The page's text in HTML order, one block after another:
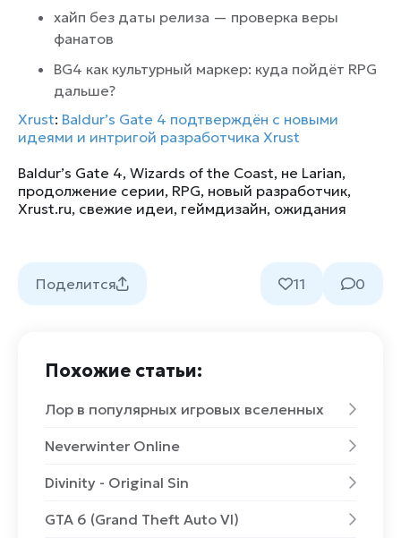
хайп без даты релиза — проверка веры
фанатов
BG4 как культурный маркер: куда пойдёт RPG
дальше?
Xrust: Baldur’s Gate 4 подтверждён с новыми
идеями и интригой разработчика Xrust
Baldur’s Gate 4, Wizards of the Coast, не Larian,
продолжение серии, RPG, новый разработчик,
Xrust.ru, свежие идеи, геймдизайн, ожидания
Поделится 11 0
Похожие статьи:
Лор в популярных игровых вселенных
Neverwinter Online
Divinity - Original Sin
GTA 6 (Grand Theft Auto VI)